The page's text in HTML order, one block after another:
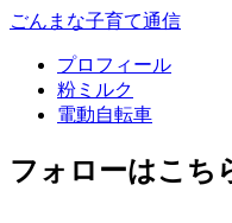
ごんまな子育て通信
プロフィール
粉ミルク
電動自転車
フォローはこ